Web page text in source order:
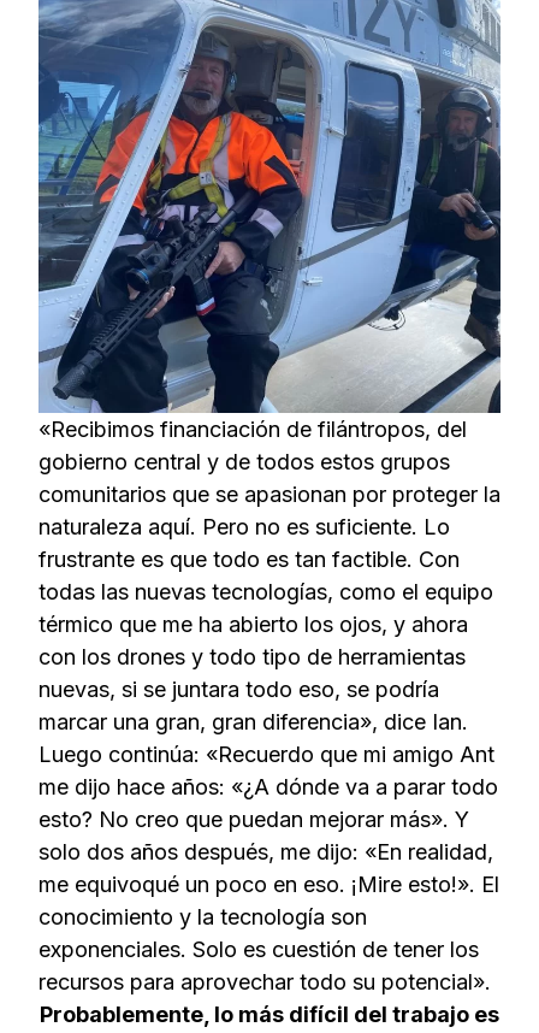
«Recibimos financiación de filántropos, del
gobierno central y de todos estos grupos
comunitarios que se apasionan por proteger la
naturaleza aquí. Pero no es suficiente. Lo
frustrante es que todo es tan factible. Con
todas las nuevas tecnologías, como el equipo
térmico que me ha abierto los ojos, y ahora
con los drones y todo tipo de herramientas
nuevas, si se juntara todo eso, se podría
marcar una gran, gran diferencia», dice Ian.
Luego continúa: «Recuerdo que mi amigo Ant
me dijo hace años: «¿A dónde va a parar todo
esto? No creo que puedan mejorar más». Y
solo dos años después, me dijo: «En realidad,
me equivoqué un poco en eso. ¡Mire esto!». El
conocimiento y la tecnología son
exponenciales. Solo es cuestión de tener los
recursos para aprovechar todo su potencial».
Probablemente, lo más difícil del trabajo es